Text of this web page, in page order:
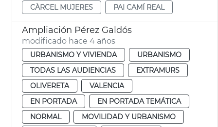
CÀRCEL MUJERES PAI CAMÍ REAL
Ampliación Pérez Galdós
modificado hace 4 años
URBANISMO Y VIVIENDA
URBANISMO
TODAS LAS AUDIENCIAS
EXTRAMURS
OLIVERETA
VALENCIA
EN PORTADA
EN PORTADA TEMÁTICA
NORMAL
MOVILIDAD Y URBANISMO